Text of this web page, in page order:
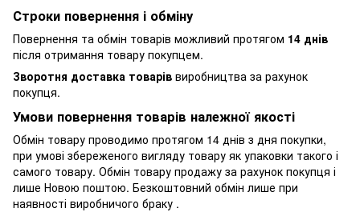
Строки повернення і обміну
Повернення та обмін товарів можливий протягом 14 днів
після отримання товару покупцем.
Зворотня доставка товарів виробництва за рахунок
покупця.
Умови повернення товарів належної якості
Обмін товару проводимо протягом 14 днів з дня покупки,
при умові збереженого вигляду товару як упаковки такого і
самого товару. Обмін товару продажу за рахунок покупця і
лише Новою поштою. Безкоштовний обмін лише при
наявності виробничого браку .